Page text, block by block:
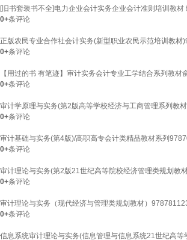
[旧书套装书不全]电力企业会计实务企业会计准则培训教材
0+条评论
正版农民专业合作社会计实务(新型职业农民示范培训教
0+条评论
【用过的书 有笔迹】审计实务会计专业工学结合系列教
0+条评论
审计学原理与实务(第2版高等学校经济与工商管理系列教
0+条评论
审计基础与实务(第4版)/高职高专会计类精品教材系列
0+条评论
审计理论与实务(第2版21世纪高等院校经济管理类规划教
0+条评论
审计理论与实务（现代经济与管理类规划教材）
0+条评论
信息系统审计理论与实务(信息管理与信息系统21世纪高